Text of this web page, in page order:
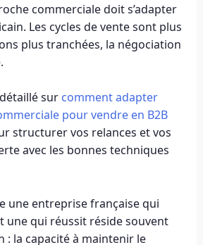
commerciale doit s’adapter
Les cycles de vente sont plus
plus tranchées, la négociation
sur comment adapter
pour vendre en B2B
structurer vos relances et vos
avec les bonnes techniques
une entreprise française qui
une qui réussit réside souvent
: la capacité à maintenir le